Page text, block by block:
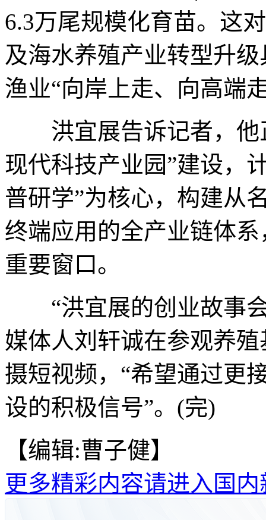
6.3万尾规模化育苗。这
及海水养殖产业转型升
渔业“向岸上走、向高端
洪宜展告诉记者，他
现代科技产业园”建设，
普研学”为核心，构建从
终端应用的全产业链体
重要窗口。
“洪宜展的创业故事会
媒体人刘轩诚在参观养
摄短视频，“希望通过更
设的积极信号”。(完)
【编辑:曹子健】
更多精彩内容请进入国内